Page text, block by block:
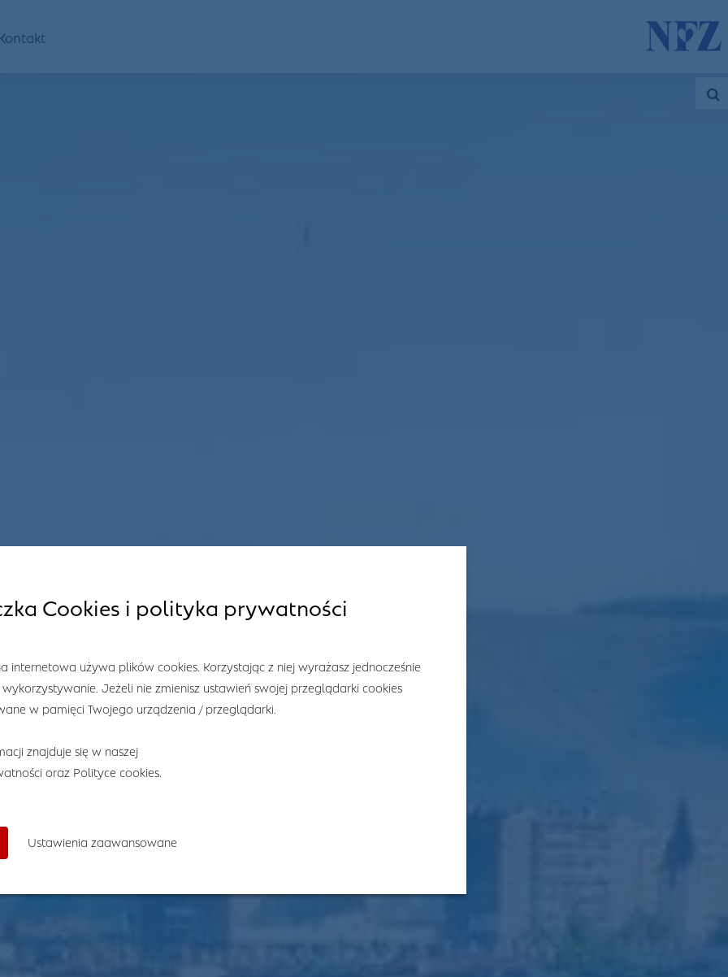
Cookies i polityka prywatności
internetowa używa plików cookies. Korzystając z niej wyrażasz jednocześnie
Jeżeli nie zmienisz ustawień swojej przeglądarki cookies
w pamięci Twojego urządzenia / przeglądarki.
znajduje się w naszej
oraz Polityce cookies
Ustawienia zaawansowane